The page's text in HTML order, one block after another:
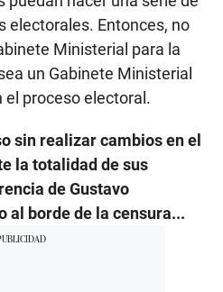
electorales. Entonces, no
Ministerial para la
un Gabinete Ministerial
el proceso electoral.
sin realizar cambios en el
la totalidad de sus
de Gustavo
al borde de la censura...